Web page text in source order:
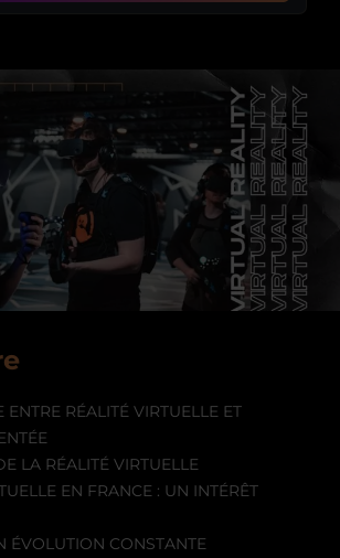
ENTRE RÉALITÉ VIRTUELLE ET
LA RÉALITÉ VIRTUELLE
EN FRANCE : UN INTÉRÊT
ÉVOLUTION CONSTANTE